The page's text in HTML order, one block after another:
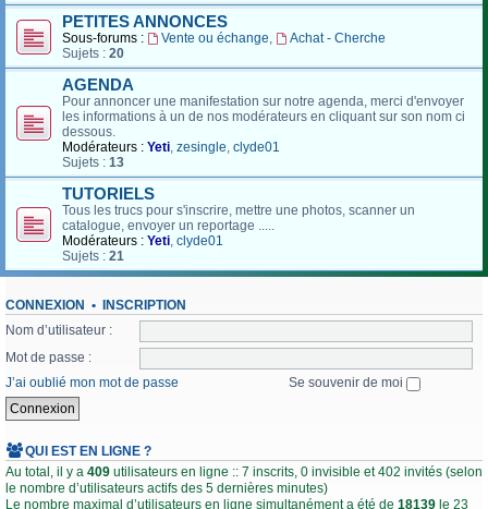
PETITES ANNONCES
Sous-forums : Vente ou échange,
Achat - Cherche
Sujets : 20
AGENDA
Pour annoncer une manifestation sur notre agenda, merci d'envoyer
les informations à un de nos modérateurs en cliquant sur son nom ci
dessous.
Modérateurs : Yeti, zesingle, clyde01
Sujets : 13
TUTORIELS
Tous les trucs pour s'inscrire, mettre une photos, scanner un
catalogue, envoyer un reportage .....
Modérateurs : Yeti, clyde01
Sujets : 21
CONNEXION • INSCRIPTION
Nom d’utilisateur :
Mot de passe :
J’ai oublié mon mot de passe
Se souvenir de moi
QUI EST EN LIGNE ?
Au total, il y a 409 utilisateurs en ligne :: 7 inscrits, 0 invisible et 402 invités (selon
le nombre d’utilisateurs actifs des 5 dernières minutes)
Le nombre maximal d’utilisateurs en ligne simultanément a été de 18139 le 23